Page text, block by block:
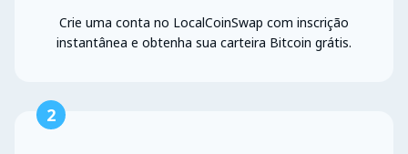
Crie uma conta no LocalCoinSwap com inscrição
instantânea e obtenha sua carteira Bitcoin grátis.
2